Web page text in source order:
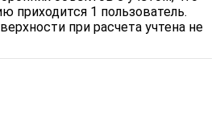
приходится 1 пользователь.
при расчета учтена не